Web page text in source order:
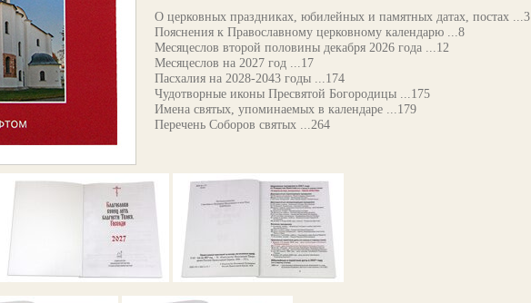
О церковных праздниках, юбилейных и памятных датах, постах ...3
Пояснения к Православному церковному календарю ...8
Месяцеслов второй половины декабря 2026 года ...12
Месяцеслов на 2027 год ...17
Пасхалия на 2028-2043 годы ...174
Чудотворные иконы Пресвятой Богородицы ...175
Имена святых, упоминаемых в календаре ...179
Перечень Соборов святых ...264